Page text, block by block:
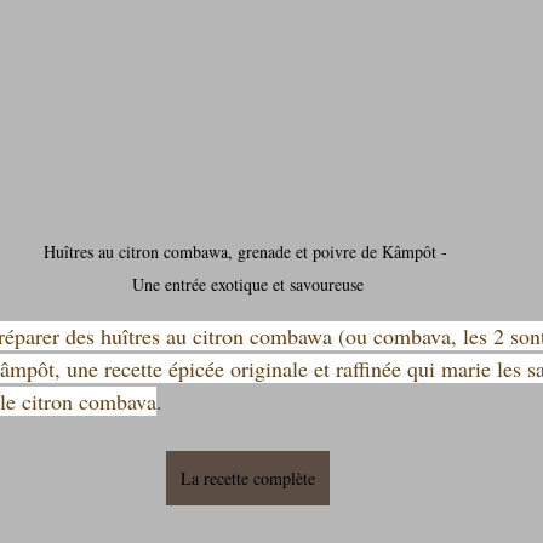
Huîtres au citron combawa, grenade et poivre de Kâmpôt -
Une entrée exotique et savoureuse
des huîtres au citron combawa (ou combava, les 2
une recette épicée originale et raffinée qui marie les
citron combava.
La recette complète